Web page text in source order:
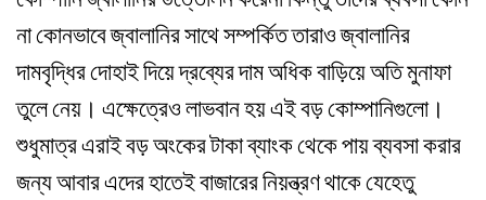
না কোনভাবে জ্বালানির সাথে সম্পর্কিত তারাও জ্বালানির
দামবৃদ্ধির দোহাই দিয়ে দ্রব্যের দাম অধিক বাড়িয়ে অতি মুনাফা
তুলে নেয়। এক্ষেত্রেও লাভবান হয় এই বড় কোম্পানিগুলো।
শুধুমাত্র এরাই বড় অংকের টাকা ব্যাংক থেকে পায় ব্যবসা করার
জন্য আবার এদের হাতেই বাজারের নিয়ন্ত্রণ থাকে যেহেতু